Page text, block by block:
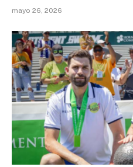
mayo 26, 2026